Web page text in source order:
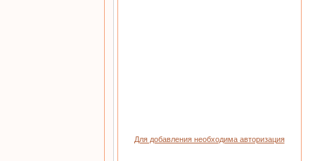
Для добавления необходима авторизация